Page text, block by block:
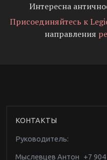
Интересна
Присоединяйтесь к
направления
КОНТАКТЫ
Руководитель:
Мыслевцев Антон +7